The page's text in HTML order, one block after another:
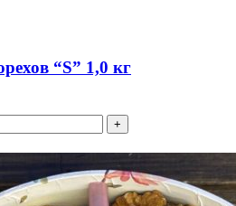
“S” 1,0 кг